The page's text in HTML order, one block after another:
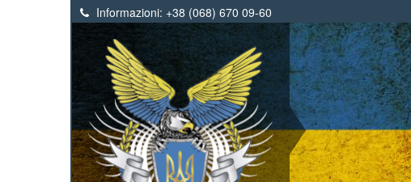
Informazioni: +38 (068) 670 09-60